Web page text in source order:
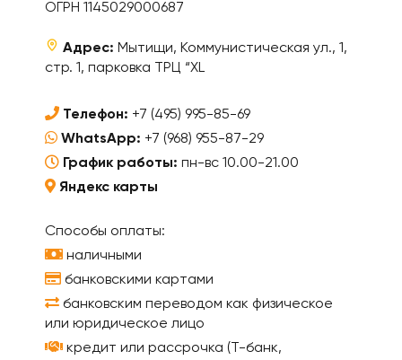
ОГРН 1145029000687
Адрес: Мытищи, Коммунистическая ул., 1,
стр. 1, парковка ТРЦ “XL
Телефон: +7 (495) 995-85-69
WhatsApp: +7 (968) 955-87-29
График работы: пн-вс 10.00-21.00
Яндекс карты
Способы оплаты:
наличными
банковскими картами
банковским переводом как физическое
или юридическое лицо
кредит или рассрочка (Т-банк,